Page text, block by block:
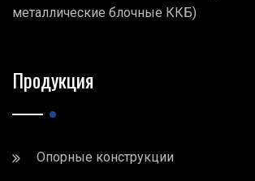
металлические блочные ККБ)
Продукция
Опорные конструкции